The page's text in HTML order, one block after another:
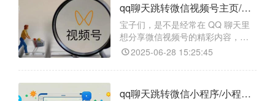
户放弃操作。但要是使用天天外链
创建的链接，情况就大不一样啦！
qq聊天跳转微信视频号主页/视频号视频/视频号直播怎么操作？
宝子们，是不是经常在 QQ 聊天里
想分享微信视频号的精彩内容，但
又觉得来回切换应用太麻烦？别
的工具——天天外链，有了它，一
播都不是事儿！
2025-06-28 15:25:45
qq聊天跳转微信小程序/小程序任意页面/小程序码如何快速实现？